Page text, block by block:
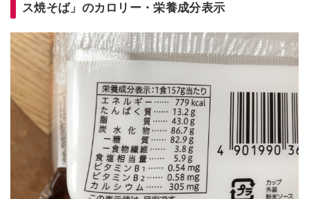
ス焼そば」のカロリー・栄養成分表示